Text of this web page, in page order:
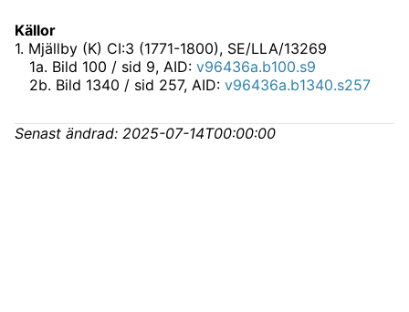
Källor
1. Mjällby (K) CI:3 (1771-1800), SE/LLA/13269
1a. Bild 100 / sid 9, AID: v96436a.b100.s9
2b. Bild 1340 / sid 257, AID: v96436a.b1340.s257
Senast ändrad: 2025-07-14T00:00:00